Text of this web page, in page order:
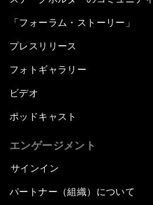
「フォーラム・ストーリー」
プレスリリース
フォトギャラリー
ビデオ
ポッドキャスト
エンゲージメント
サインイン
パートナー（組織）について